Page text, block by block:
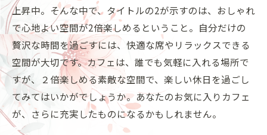
上昇中。そんな中で、タイトルの2が示すのは、おしゃれ
で心地よい空間が2倍楽しめるということ。自分だけの
贅沢な時間を過ごすには、快適な席やリラックスできる
空間が大切です。カフェは、誰でも気軽に入れる場所で
すが、２倍楽しめる素敵な空間で、楽しい休日を過ごし
てみてはいかがでしょうか。あなたのお気に入りカフェ
が、さらに充実したものになるかもしれません。